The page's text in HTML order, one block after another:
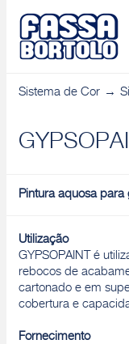
Sistema de Cor
Pintura aquosa para
Utilização
GYPSOPAINT é
rebocos de
cartonado e em
cobertura e
Fornecimento